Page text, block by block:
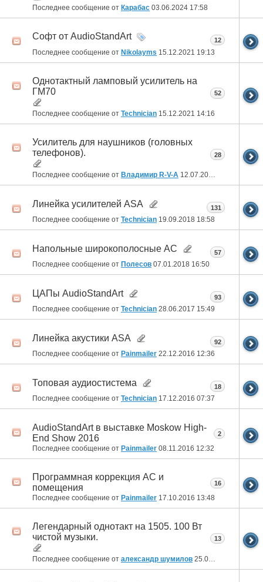
Последнее сообщение от Карабас 03.06.2024 17:58
Софт от AudioStandArt
Последнее сообщение от Nikolayms 15.12.2021 19:13
12
Однотактный ламповый усилитель на
ГМ70
Последнее сообщение от Technician 15.12.2021 14:16
52
Усилитель для наушников (головных
телефонов).
Последнее сообщение от Владимир R-V-A 12.07.2019
28
Линейка усилителей ASA
Последнее сообщение от Technician 19.09.2018 18:58
131
Напольные широкополосные АС
Последнее сообщение от Полесов 07.01.2018 16:50
57
ЦАПы AudioStandArt
Последнее сообщение от Technician 28.06.2017 15:49
93
Линейка акустики ASA
Последнее сообщение от Painmailer 22.12.2016 12:36
92
Топовая аудиостистема
Последнее сообщение от Technician 17.12.2016 07:37
18
AudioStandArt в выставке Moskow High-
End Show 2016
Последнее сообщение от Painmailer 08.11.2016 12:32
2
Программная коррекция АС и
помещения
Последнее сообщение от Painmailer 17.10.2016 13:48
16
Легендарный однотакт на 1505. 100 Вт
чистой музыки.
Последнее сообщение от александр шумилов 25.09.2016
13